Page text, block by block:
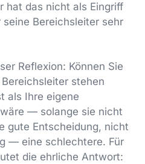
hat das nicht als Eingriff
Bereichsleiter sehr
Reflexion: Können Sie
stehen
als Ihre eigene
— solange sie nicht
gute Entscheidung, nicht
— eine schlechtere. Für
die ehrliche Antwort: